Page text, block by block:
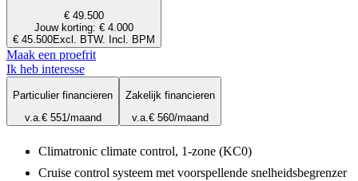
€ 49.500
Jouw korting: € 4.000
€ 45.500Excl. BTW. Incl. BPM
Maak een proefrit
Ik heb interesse
Particulier financieren
v.a.€ 551/maand
Zakelijk financieren
v.a.€ 560/maand
Climatronic climate control, 1-zone (KC0)
Cruise control systeem met voorspellende snelheidsbegrenzer